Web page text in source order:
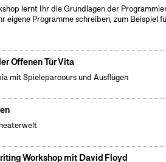
lernt Ihr die Grundlagen der
eigene Programme schreiben, zum Beispiel
Offenen Tür Vita
mit Spieleparcours und Ausflügen
Workshop mit David Floyd